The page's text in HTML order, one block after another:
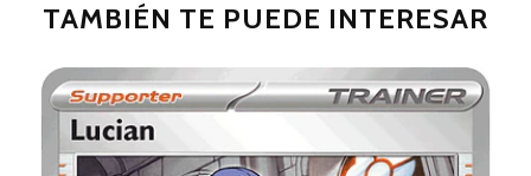
TAMBIÉN TE PUEDE INTERESAR